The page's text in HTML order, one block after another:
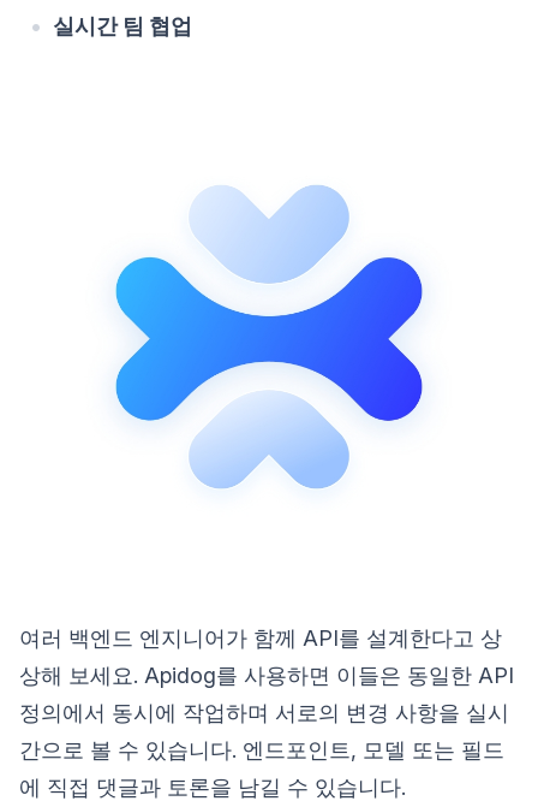
실시간 팀 협업
여러 백엔드 엔지니어가 함께 API를 설계한다고 상
상해 보세요. Apidog를 사용하면 이들은 동일한 API
정의에서 동시에 작업하며 서로의 변경 사항을 실시
간으로 볼 수 있습니다. 엔드포인트, 모델 또는 필드
에 직접 댓글과 토론을 남길 수 있습니다.